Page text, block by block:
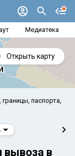
Медиатека
Открыть карту
паспорта,
вывоза в